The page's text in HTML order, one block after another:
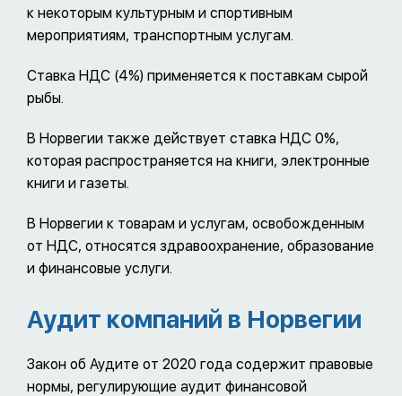
к некоторым культурным и спортивным
мероприятиям, транспортным услугам.
Ставка НДС (4%) применяется к поставкам сырой
рыбы.
В Норвегии также действует ставка НДС 0%,
которая распространяется на книги, электронные
книги и газеты.
В Норвегии к товарам и услугам, освобожденным
от НДС, относятся здравоохранение, образование
и финансовые услуги.
Аудит компаний в Норвегии
Закон об Аудите от 2020 года содержит правовые
нормы, регулирующие аудит финансовой